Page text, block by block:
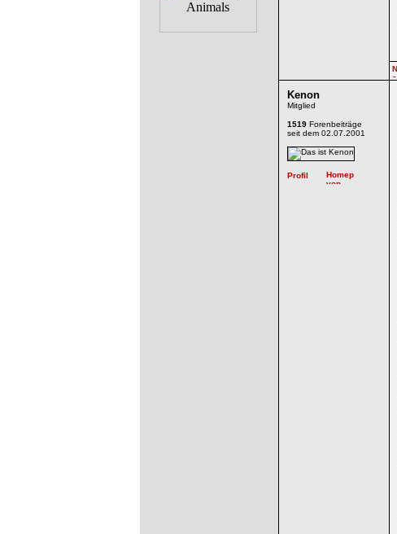
Kenon
Mitglied
1519 Forenbeiträge
seit dem 02.07.2001